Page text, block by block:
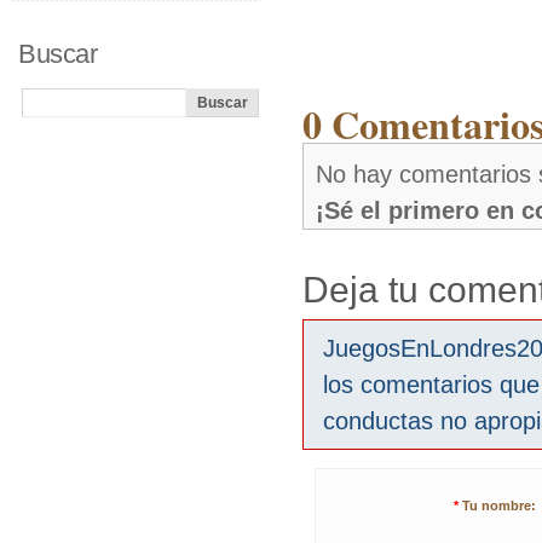
0
No hay comentarios
¡Sé el primero en
Deja tu
los comentarios
conductas no
* Tu nombre:
Buscar